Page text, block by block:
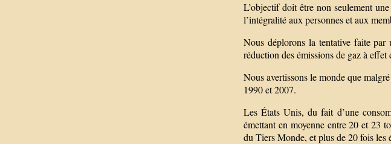
L’objectif doit être non seulement
l’intégralité aux personnes et aux
Nous déplorons la tentative faite
réduction des émissions de gaz à effet
Nous avertissons le monde que
1990 et 2007.
Les États Unis, du fait d’une
émettant en moyenne entre 20 et 23
du Tiers Monde, et plus de 20 fois les